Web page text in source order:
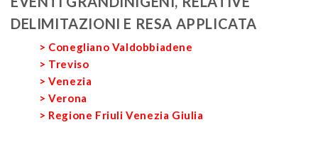
DELIMITAZIONI E RESA APPLICATA
> Conegliano Valdobbiadene
> Treviso
> Venezia
> Verona
> Regione Friuli Venezia Giulia